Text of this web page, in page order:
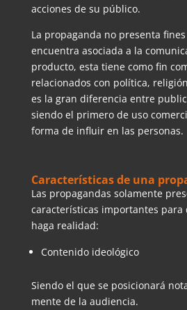
acciones de su público.
La propaganda no presenta
encuentra asociada a la
producto, esta tiene como fin
relacionados con política,
es la gran diferencia entre
siendo el primero de uso
forma de influir en las personas.
Características de una
Las propagandas solamente
características importantes para
haga realidad:
Contenido ideológico
Siendo el que se posicionará
mente de la audiencia.